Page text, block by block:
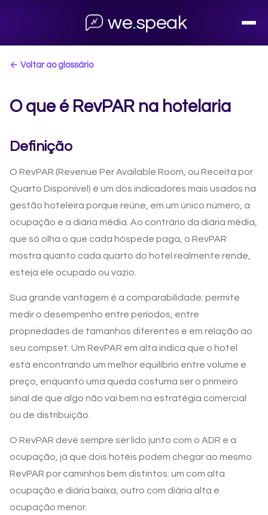
we.speak
← Voltar ao glossário
O que é RevPAR na hotelaria
Definição
O RevPAR (Revenue Per Available Room, ou Receita por
Quarto Disponível) é um dos indicadores mais usados na
gestão hoteleira porque reúne, em um único número, a
ocupação e a diária média. Ao contrário da diária média,
que só olha o que cada hóspede paga, o RevPAR
mostra quanto cada quarto do hotel realmente rende,
esteja ele ocupado ou vazio.
Sua grande vantagem é a comparabilidade: permite
medir o desempenho entre períodos, entre
propriedades de tamanhos diferentes e em relação ao
seu compset. Um RevPAR em alta indica que o hotel
está encontrando um melhor equilíbrio entre volume e
preço, enquanto uma queda costuma ser o primeiro
sinal de que algo não vai bem na estratégia comercial
ou de distribuição.
O RevPAR deve sempre ser lido junto com o ADR e a
ocupação, já que dois hotéis podem chegar ao mesmo
RevPAR por caminhos bem distintos: um com alta
ocupação e diária baixa, outro com diária alta e
ocupação menor.